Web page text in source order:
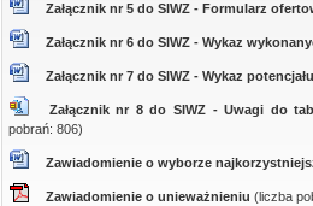
Załącznik nr 5 do SIWZ - Formularz
Załącznik nr 6 do SIWZ - Wykaz
Załącznik nr 7 do SIWZ - Wykaz
Załącznik nr 8 do SIWZ - Uwagi do
pobrań: 806)
Zawiadomienie o wyborze
Zawiadomienie o unieważnieniu (liczba